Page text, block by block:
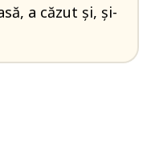
a căzut şi, şi-